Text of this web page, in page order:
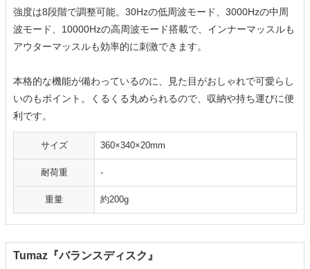
強度は8段階で調整可能。30Hzの低周波モード、3000Hzの中周
波モード、10000Hzの高周波モード搭載で、インナーマッスルも
アウターマッスルも効率的に刺激できます。
本格的な機能が備わっているのに、見た目がおしゃれで可愛らし
いのもポイント。くるくる丸められるので、収納や持ち運びに便
利です。
サイズ 360×340×20mm
耐荷重 -
重量 約200g
Tumaz『バランスディスク』